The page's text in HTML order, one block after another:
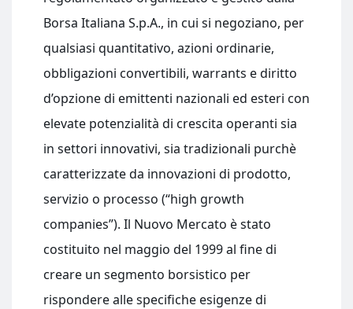
Borsa Italiana S.p.A., in cui si negoziano, per
qualsiasi quantitativo, azioni ordinarie,
obbligazioni convertibili, warrants e diritto
d’opzione di emittenti nazionali ed esteri con
elevate potenzialità di crescita operanti sia
in settori innovativi, sia tradizionali purchè
caratterizzate da innovazioni di prodotto,
servizio o processo (“high growth
companies”). Il Nuovo Mercato è stato
costituito nel maggio del 1999 al fine di
creare un segmento borsistico per
rispondere alle specifiche esigenze di